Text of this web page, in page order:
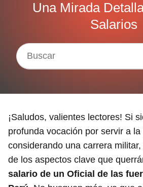
Una Mirada
Salarios
¡Saludos, valientes lectores! Si
profunda vocación por servir a
considerando una carrera
de los aspectos clave que
salario de un Oficial de las